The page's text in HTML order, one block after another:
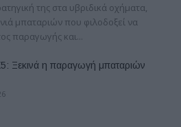
της στα υβριδικά οχήματα,
μπαταριών που φιλοδοξεί να
παραγωγής και...
Ξεκινά η παραγωγή μπαταριών